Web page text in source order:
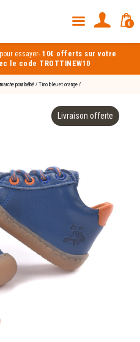
essayer-10€ offerts sur votre
le code TROTTINEW10
0
pour bébé / Tino bleu et orange /